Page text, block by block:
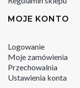
MOJE KONTO
Logowanie
Moje zamówienia
Przechowalnia
Ustawienia konta